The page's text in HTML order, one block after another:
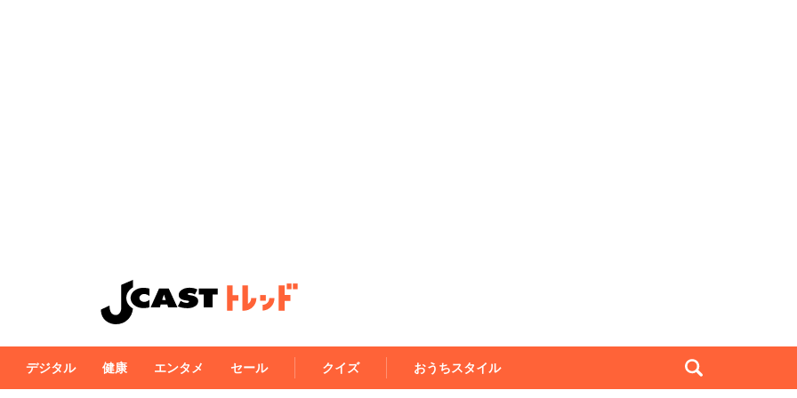
デジタル 健康 エンタメ セール クイズ おうちスタイル